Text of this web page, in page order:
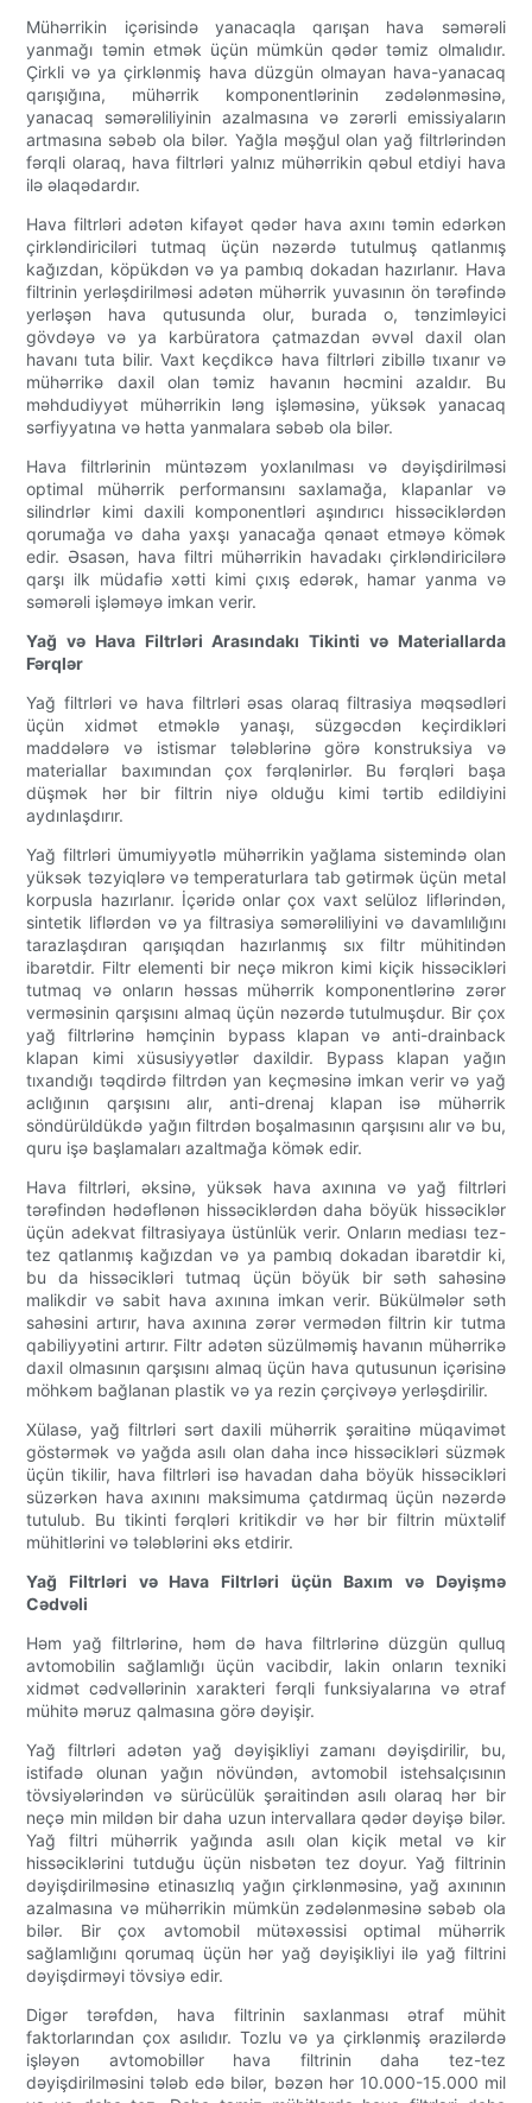
Mühərrikin içərisində yanacaqla qarışan hava səmərəli
yanmağı təmin etmək üçün mümkün qədər təmiz olmalıdır.
Çirkli və ya çirklənmiş hava düzgün olmayan hava-yanacaq
qarışığına, mühərrik komponentlərinin zədələnməsinə,
yanacaq səmərəliliyinin azalmasına və zərərli emissiyaların
artmasına səbəb ola bilər. Yağla məşğul olan yağ filtrlərindən
fərqli olaraq, hava filtrləri yalnız mühərrikin qəbul etdiyi hava
ilə əlaqədardır.
Hava filtrləri adətən kifayət qədər hava axını təmin edərkən
çirkləndiriciləri tutmaq üçün nəzərdə tutulmuş qatlanmış
kağızdan, köpükdən və ya pambıq dokadan hazırlanır. Hava
filtrinin yerləşdirilməsi adətən mühərrik yuvasının ön tərəfində
yerləşən hava qutusunda olur, burada o, tənzimləyici
gövdəyə və ya karbüratora çatmazdan əvvəl daxil olan
havanı tuta bilir. Vaxt keçdikcə hava filtrləri zibillə tıxanır və
mühərrikə daxil olan təmiz havanın həcmini azaldır. Bu
məhdudiyyət mühərrikin ləng işləməsinə, yüksək yanacaq
sərfiyyatına və hətta yanmalara səbəb ola bilər.
Hava filtrlərinin müntəzəm yoxlanılması və dəyişdirilməsi
optimal mühərrik performansını saxlamağa, klapanlar və
silindrlər kimi daxili komponentləri aşındırıcı hissəciklərdən
qorumağa və daha yaxşı yanacağa qənaət etməyə kömək
edir. Əsasən, hava filtri mühərrikin havadakı çirkləndiricilərə
qarşı ilk müdafiə xətti kimi çıxış edərək, hamar yanma və
səmərəli işləməyə imkan verir.
Yağ və Hava Filtrləri Arasındakı Tikinti və Materiallarda
Fərqlər
Yağ filtrləri və hava filtrləri əsas olaraq filtrasiya məqsədləri
üçün xidmət etməklə yanaşı, süzgəcdən keçirdikləri
maddələrə və istismar tələblərinə görə konstruksiya və
materiallar baxımından çox fərqlənirlər. Bu fərqləri başa
düşmək hər bir filtrin niyə olduğu kimi tərtib edildiyini
aydınlaşdırır.
Yağ filtrləri ümumiyyətlə mühərrikin yağlama sistemində olan
yüksək təzyiqlərə və temperaturlara tab gətirmək üçün metal
korpusla hazırlanır. İçəridə onlar çox vaxt selüloz liflərindən,
sintetik liflərdən və ya filtrasiya səmərəliliyini və davamlılığını
tarazlaşdıran qarışıqdan hazırlanmış sıx filtr mühitindən
ibarətdir. Filtr elementi bir neçə mikron kimi kiçik hissəcikləri
tutmaq və onların həssas mühərrik komponentlərinə zərər
verməsinin qarşısını almaq üçün nəzərdə tutulmuşdur. Bir çox
yağ filtrlərinə həmçinin bypass klapan və anti-drainback
klapan kimi xüsusiyyətlər daxildir. Bypass klapan yağın
tıxandığı təqdirdə filtrdən yan keçməsinə imkan verir və yağ
aclığının qarşısını alır, anti-drenaj klapan isə mühərrik
söndürüldükdə yağın filtrdən boşalmasının qarşısını alır və bu,
quru işə başlamaları azaltmağa kömək edir.
Hava filtrləri, əksinə, yüksək hava axınına və yağ filtrləri
tərəfindən hədəflənən hissəciklərdən daha böyük hissəciklər
üçün adekvat filtrasiyaya üstünlük verir. Onların mediası tez-
tez qatlanmış kağızdan və ya pambıq dokadan ibarətdir ki,
bu da hissəcikləri tutmaq üçün böyük bir səth sahəsinə
malikdir və sabit hava axınına imkan verir. Bükülmələr səth
sahəsini artırır, hava axınına zərər vermədən filtrin kir tutma
qabiliyyətini artırır. Filtr adətən süzülməmiş havanın mühərrikə
daxil olmasının qarşısını almaq üçün hava qutusunun içərisinə
möhkəm bağlanan plastik və ya rezin çərçivəyə yerləşdirilir.
Xülasə, yağ filtrləri sərt daxili mühərrik şəraitinə müqavimət
göstərmək və yağda asılı olan daha incə hissəcikləri süzmək
üçün tikilir, hava filtrləri isə havadan daha böyük hissəcikləri
süzərkən hava axınını maksimuma çatdırmaq üçün nəzərdə
tutulub. Bu tikinti fərqləri kritikdir və hər bir filtrin müxtəlif
mühitlərini və tələblərini əks etdirir.
Yağ Filtrləri və Hava Filtrləri üçün Baxım və Dəyişmə
Cədvəli
Həm yağ filtrlərinə, həm də hava filtrlərinə düzgün qulluq
avtomobilin sağlamlığı üçün vacibdir, lakin onların texniki
xidmət cədvəllərinin xarakteri fərqli funksiyalarına və ətraf
mühitə məruz qalmasına görə dəyişir.
Yağ filtrləri adətən yağ dəyişikliyi zamanı dəyişdirilir, bu,
istifadə olunan yağın növündən, avtomobil istehsalçısının
tövsiyələrindən və sürücülük şəraitindən asılı olaraq hər bir
neçə min mildən bir daha uzun intervallara qədər dəyişə bilər.
Yağ filtri mühərrik yağında asılı olan kiçik metal və kir
hissəciklərini tutduğu üçün nisbətən tez doyur. Yağ filtrinin
dəyişdirilməsinə etinasızlıq yağın çirklənməsinə, yağ axınının
azalmasına və mühərrikin mümkün zədələnməsinə səbəb ola
bilər. Bir çox avtomobil mütəxəssisi optimal mühərrik
sağlamlığını qorumaq üçün hər yağ dəyişikliyi ilə yağ filtrini
dəyişdirməyi tövsiyə edir.
Digər tərəfdən, hava filtrinin saxlanması ətraf mühit
faktorlarından çox asılıdır. Tozlu və ya çirklənmiş ərazilərdə
işləyən avtomobillər hava filtrinin daha tez-tez
dəyişdirilməsini tələb edə bilər, bəzən hər 10.000-15.000 mil